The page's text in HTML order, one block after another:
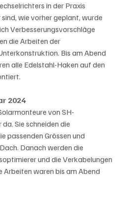
in der Praxis
wie vorher geplant, wurde
Verbesserungsvorschläge
die Arbeiten der
Bis am Abend
alle Edelstahl-Haken auf den
2024
von SH-
Sie schneiden die
passenden Grössen und
Danach werden die
und die Verkabelungen
Arbeiten waren bis am Abend